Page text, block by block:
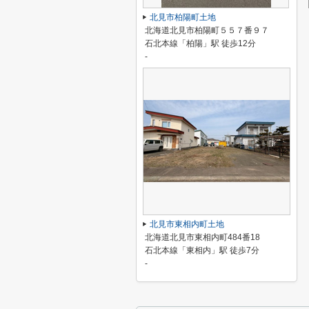
北見市柏陽町土地
北海道北見市柏陽町５５７番９７
石北本線「柏陽」駅 徒歩12分
-
北見市東相内町土地
北海道北見市東相内町484番18
石北本線「東相内」駅 徒歩7分
-